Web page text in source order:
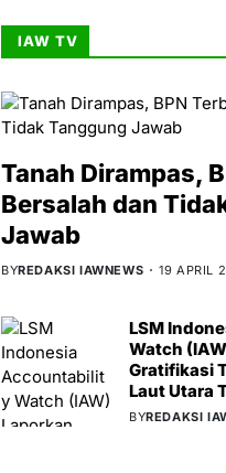
IAW TV
Tanah Dirampas,
Bersalah dan
Jawab
BYREDAKSI IAWNEWS 19 APRIL
LSM
Watch
Gratifikasi
Laut Utara
BYREDAKSI